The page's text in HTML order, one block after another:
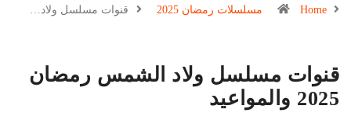
Home مسلسلات رمضان 2025 قنوات مسلسل ولاد…
قنوات مسلسل ولاد الشمس رمضان
2025 والمواعيد